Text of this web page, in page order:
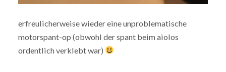
erfreulicherweise wieder eine unproblematische
motorspant-op (obwohl der spant beim aiolos
ordentlich verklebt war)